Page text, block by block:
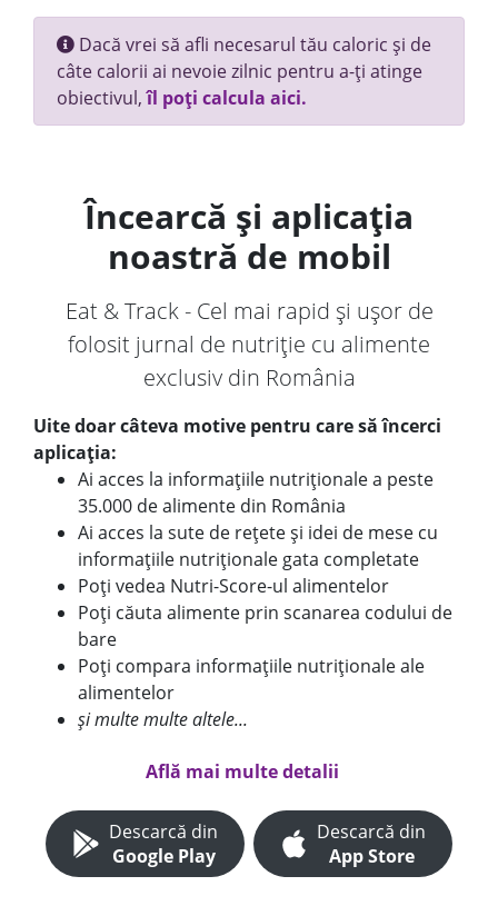
Dacă vrei să afli necesarul tău caloric și de
câte calorii ai nevoie zilnic pentru a-ți atinge
obiectivul,îl poți calcula aici.
Încearcă și aplicația
noastră de mobil
Eat & Track - Cel mai rapid și ușor de
folosit jurnal de nutriție cu alimente
exclusiv din România
Uite doar câteva motive pentru care să încerci
aplicația:
Ai acces la informațiile nutriționale a peste
35.000 de alimente din România
Ai acces la sute de rețete și idei de mese cu
informațiile nutriționale gata completate
Poți vedea Nutri-Score-ul alimentelor
Poți căuta alimente prin scanarea codului de
bare
Poți compara informațiile nutriționale ale
alimentelor
și multe multe altele...
Află mai multe detalii
Descarcă din
Google Play
Descarcă din
App Store